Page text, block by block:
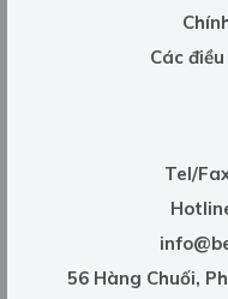
Các
Tel/
56 Hàng Chuối,